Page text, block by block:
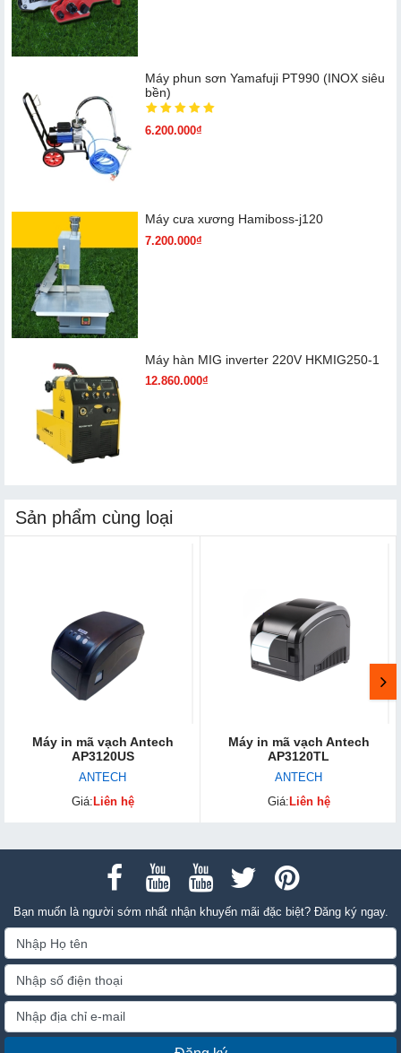
Máy phun sơn Yamafuji PT990 (INOX siêu
bền)
6.200.000₫
Máy cưa xương Hamiboss-j120
7.200.000₫
Máy hàn MIG inverter 220V HKMIG250-1
12.860.000₫
Sản phẩm cùng loại
Máy in mã vạch Antech
AP3120US
ANTECH
Giá: Liên hệ
Máy in mã vạch Antech
AP3120TL
ANTECH
Giá: Liên hệ
Bạn muốn là người sớm nhất nhận khuyến mãi đặc biệt? Đăng ký ngay.